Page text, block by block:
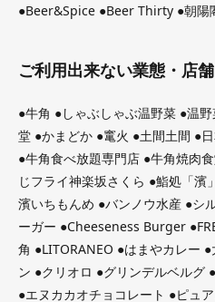
●Beer&Spice ●Beer Thirty ●朝陽
ご利用出来ない業態・店舗
●牛角 ●しゃぶしゃぶ温野菜 ●温
堂 ●かまどか ●竃火 ●土間土間 ●
●牛角食べ放題専門店 ●牛角焼肉
じフライ神楽坂さくら ●鮨処「濱
濱いちもんめ ●バンノウ水産 ●シ
ーガー ●Cheeseness Burger
角 ●LITORANEO ●はまやカレー
ン ●クリオロ ●グリンデルベルグ
●エヌカカオチョコレート ●ピュ